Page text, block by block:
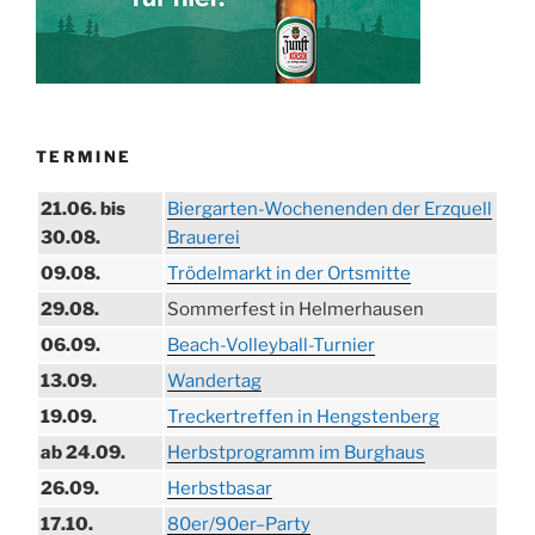
TERMINE
21.06. bis
30.08.
Biergarten-Wochenenden der Erzquell
Brauerei
09.08.
Trödelmarkt in der Ortsmitte
29.08.
Sommerfest in Helmerhausen
06.09.
Beach-Volleyball-Turnier
13.09.
Wandertag
19.09.
Treckertreffen in Hengstenberg
ab 24.09.
Herbstprogramm im Burghaus
26.09.
Herbstbasar
17.10.
80er/90er–Party